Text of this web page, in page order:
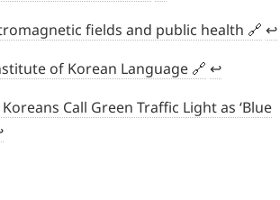
fields and public health
↩︎
of Korean Language
↩︎
Call Green Traffic Light as ‘Blue